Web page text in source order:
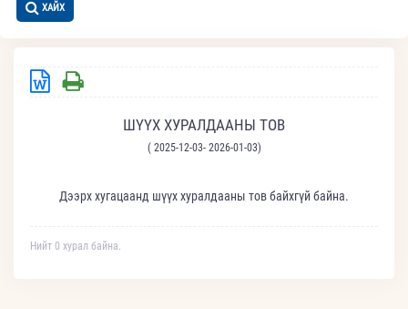
ХАЙХ
ШҮҮХ ХУРАЛДААНЫ ТОВ
( 2025-12-03- 2026-01-03)
Дээрх хугацаанд шүүх хуралдааны тов байхгүй байна.
Нийт 0 хурал байна.